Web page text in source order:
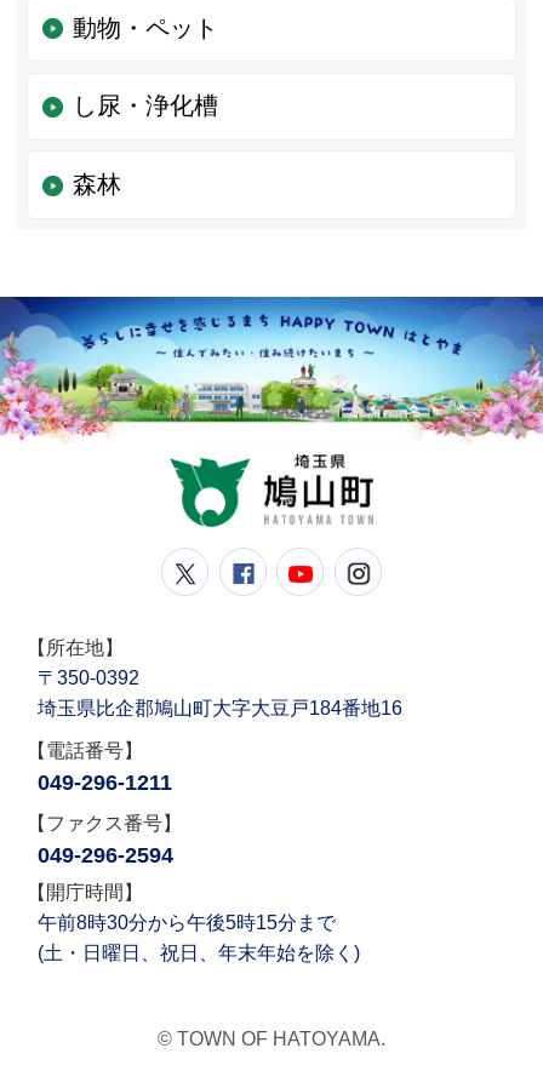
動物・ペット
し尿・浄化槽
森林
鳩山町公式Twitter
鳩山町公式Facebook
鳩山町公式
【所在地】
〒350-0392
埼玉県比企郡鳩山町大字大豆戸184番地16
【電話番号】
049-296-1211
【ファクス番号】
049-296-2594
【開庁時間】
午前8時30分から午後5時15分まで
(土・日曜日、祝日、年末年始を除く)
© TOWN OF HATOYAMA.